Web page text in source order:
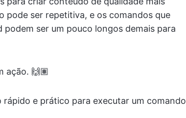
pode ser repetitiva, e os comandos que
ser um pouco longos demais para
ação. 🙌🏽
e prático para executar um comando